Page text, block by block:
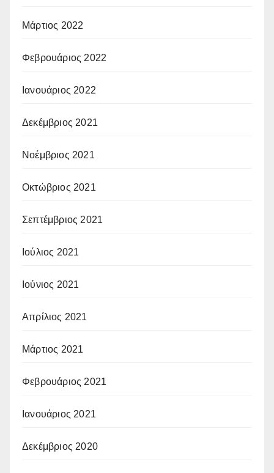
Μάρτιος 2022
Φεβρουάριος 2022
Ιανουάριος 2022
Δεκέμβριος 2021
Νοέμβριος 2021
Οκτώβριος 2021
Σεπτέμβριος 2021
Ιούλιος 2021
Ιούνιος 2021
Απρίλιος 2021
Μάρτιος 2021
Φεβρουάριος 2021
Ιανουάριος 2021
Δεκέμβριος 2020